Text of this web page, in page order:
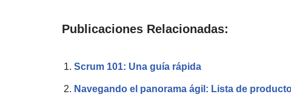
Publicaciones Relacionadas:
Scrum 101: Una guía rápida
Navegando el panorama ágil: Lista de